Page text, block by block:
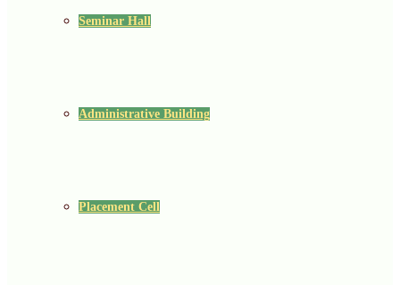
Seminar Hall
Administrative Building
Placement Cell